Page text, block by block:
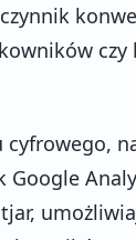
czy
Google